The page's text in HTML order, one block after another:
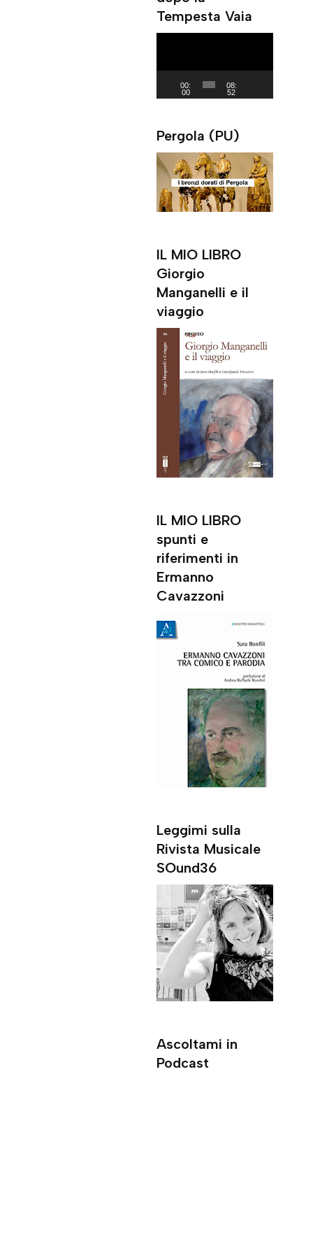
a
y
r
Tempesta Vaia
e
P
l
a
y
e
00:
00
08:
52
Pergola (PU)
IL MIO LIBRO
Giorgio
Manganelli e il
viaggio
IL MIO LIBRO
spunti e
riferimenti in
Ermanno
Cavazzoni
Leggimi sulla
Rivista Musicale
SOund36
Ascoltami in
Podcast